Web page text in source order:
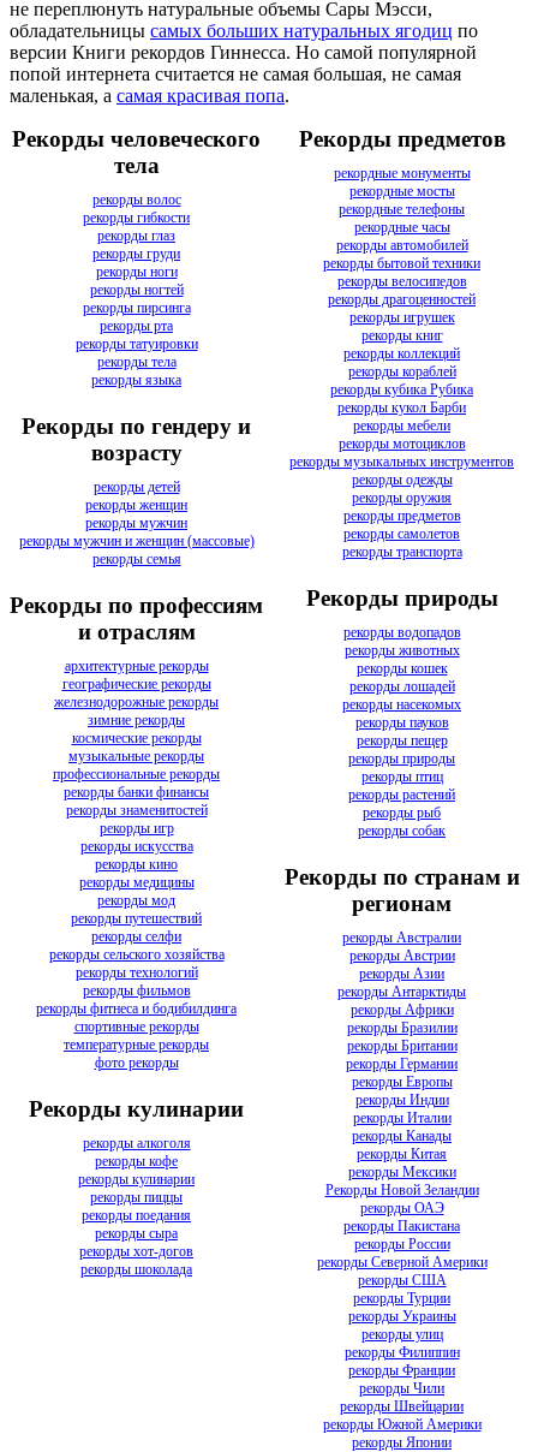
не переплюнуть натуральные объемы Сары Мэсси,
обладательницы самых больших натуральных ягодиц по
версии Книги рекордов Гиннесса. Но самой популярной
попой интернета считается не самая большая, не самая
маленькая, а самая красивая попа.
Рекорды человеческого
тела
рекорды волос
рекорды гибкости
рекорды глаз
рекорды груди
рекорды ноги
рекорды ногтей
рекорды пирсинга
рекорды рта
рекорды татуировки
рекорды тела
рекорды языка
Рекорды по гендеру и
возрасту
рекорды детей
рекорды женщин
рекорды мужчин
рекорды мужчин и женщин (массовые)
рекорды семья
Рекорды по профессиям
и отраслям
архитектурные рекорды
географические рекорды
железнодорожные рекорды
зимние рекорды
космические рекорды
музыкальные рекорды
профессиональные рекорды
рекорды банки финансы
рекорды знаменитостей
рекорды игр
рекорды искусства
рекорды кино
рекорды медицины
рекорды мод
рекорды путешествий
рекорды селфи
рекорды сельского хозяйства
рекорды технологий
рекорды фильмов
рекорды фитнеса и бодибилдинга
спортивные рекорды
температурные рекорды
фото рекорды
Рекорды кулинарии
рекорды алкоголя
рекорды кофе
рекорды кулинарии
рекорды пиццы
рекорды поедания
рекорды сыра
рекорды хот-догов
рекорды шоколада
Рекорды предметов
рекордные монументы
рекордные мосты
рекордные телефоны
рекордные часы
рекорды автомобилей
рекорды бытовой техники
рекорды велосипедов
рекорды драгоценностей
рекорды игрушек
рекорды книг
рекорды коллекций
рекорды кораблей
рекорды кубика Рубика
рекорды кукол Барби
рекорды мебели
рекорды мотоциклов
рекорды музыкальных инструментов
рекорды одежды
рекорды оружия
рекорды предметов
рекорды самолетов
рекорды транспорта
Рекорды природы
рекорды водопадов
рекорды животных
рекорды кошек
рекорды лошадей
рекорды насекомых
рекорды пауков
рекорды пещер
рекорды природы
рекорды птиц
рекорды растений
рекорды рыб
рекорды собак
Рекорды по странам и
регионам
рекорды Австралии
рекорды Австрии
рекорды Азии
рекорды Антарктиды
рекорды Африки
рекорды Бразилии
рекорды Британии
рекорды Германии
рекорды Европы
рекорды Индии
рекорды Италии
рекорды Канады
рекорды Китая
рекорды Мексики
Рекорды Новой Зеландии
рекорды ОАЭ
рекорды Пакистана
рекорды России
рекорды Северной Америки
рекорды США
рекорды Турции
рекорды Украины
рекорды улиц
рекорды Филиппин
рекорды Франции
рекорды Чили
рекорды Швейцарии
рекорды Южной Америки
рекорды Японии